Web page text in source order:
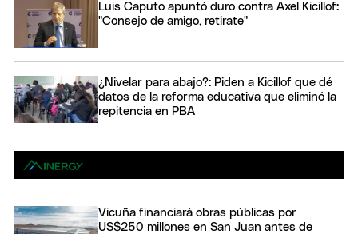
Luis Caputo apuntó duro contra Axel Kicillof:
"Consejo de amigo, retirate"
¿Nivelar para abajo?: Piden a Kicillof que dé
datos de la reforma educativa que eliminó la
repitencia en PBA
Vicuña financiará obras públicas por
US$250 millones en San Juan antes de